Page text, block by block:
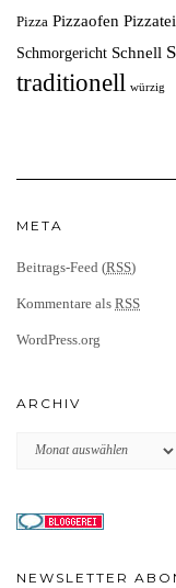
Pizza Pizzaofen
Schmorgericht Schnell
traditionell würzig
META
Beitrags-Feed (RSS)
Kommentare als RSS
WordPress.org
ARCHIV
Archiv
NEWSLETTER